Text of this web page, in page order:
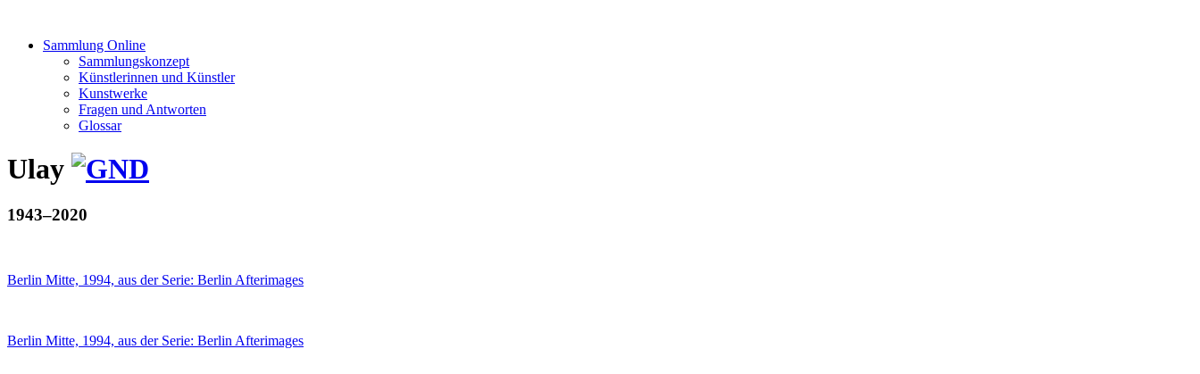
Sammlung Online
Sammlungskonzept
Künstlerinnen und Künstler
Kunstwerke
Fragen und Antworten
Glossar
Ulay
1943–2020
Berlin Mitte, 1994, aus der Serie: Berlin Afterimages
Berlin Mitte, 1994, aus der Serie: Berlin Afterimages